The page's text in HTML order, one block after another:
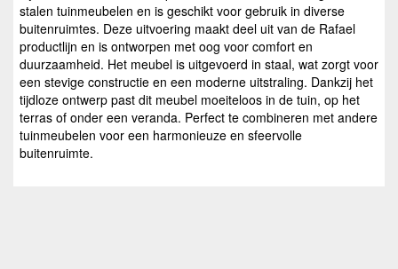
stalen tuinmeubelen en is geschikt voor gebruik in diverse
buitenruimtes. Deze uitvoering maakt deel uit van de Rafael
productlijn en is ontworpen met oog voor comfort en
duurzaamheid. Het meubel is uitgevoerd in staal, wat zorgt voor
een stevige constructie en een moderne uitstraling. Dankzij het
tijdloze ontwerp past dit meubel moeiteloos in de tuin, op het
terras of onder een veranda. Perfect te combineren met andere
tuinmeubelen voor een harmonieuze en sfeervolle
buitenruimte.